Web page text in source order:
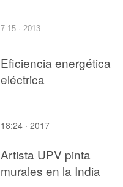
7:15 · 2013
Eficiencia energética
eléctrica
18:24 · 2017
Artista UPV pinta
murales en la India